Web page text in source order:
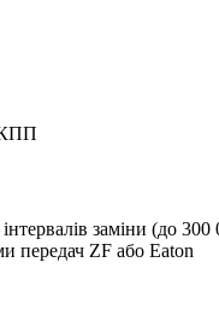
КПП
заміни (до
передач ZF або Eaton